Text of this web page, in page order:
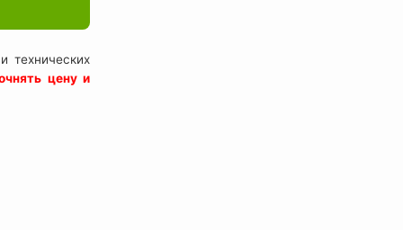
технических
цену и